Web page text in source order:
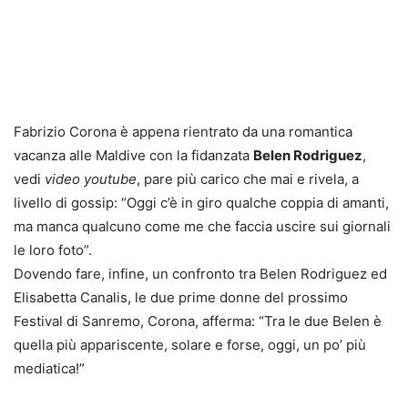
Fabrizio Corona è appena rientrato da una romantica
vacanza alle Maldive con la fidanzata Belen Rodriguez,
vedi video youtube, pare più carico che mai e rivela, a
livello di gossip: “Oggi c’è in giro qualche coppia di amanti,
ma manca qualcuno come me che faccia uscire sui giornali
le loro foto”.
Dovendo fare, infine, un confronto tra Belen Rodriguez ed
Elisabetta Canalis, le due prime donne del prossimo
Festival di Sanremo, Corona, afferma: “Tra le due Belen è
quella più appariscente, solare e forse, oggi, un po’ più
mediatica!”